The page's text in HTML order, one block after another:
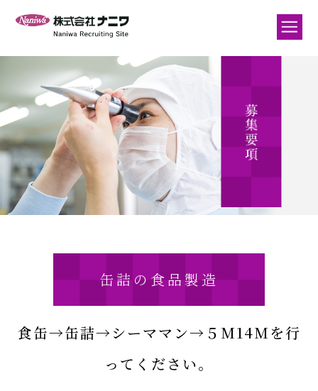
缶詰の食品製造
食缶→缶詰→シーママン→５M14Mを行
ってください。